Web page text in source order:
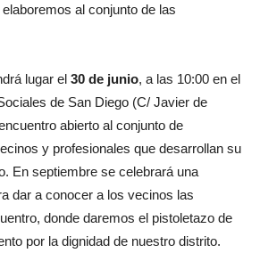
al conjunto de las
lugar el 30 de junio, a las 10:00 en el
de San Diego (C/ Javier de
abierto al conjunto de
y profesionales que desarrollan su
En septiembre se celebrará una
dar a conocer a los vecinos las
donde daremos el pistoletazo de
por la dignidad de nuestro distrito.